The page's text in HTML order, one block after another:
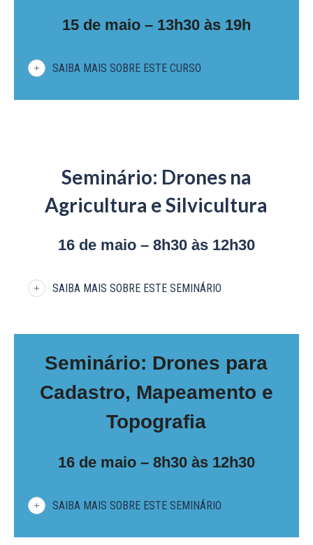
15 de maio – 13h30 às 19h
SAIBA MAIS SOBRE ESTE CURSO
Seminário: Drones na
Agricultura e Silvicultura
16 de maio – 8h30 às 12h30
SAIBA MAIS SOBRE ESTE SEMINÁRIO
Seminário: Drones para
Cadastro, Mapeamento e
Topografia
16 de maio – 8h30 às 12h30
SAIBA MAIS SOBRE ESTE SEMINÁRIO